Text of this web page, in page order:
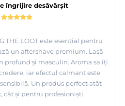
îngrijire desăvârșit
THE LOOT este esențial pentru
un aftershave premium. Lasă
profund și masculin. Aroma sa îți
iar efectul calmant este
Un produs perfect atât
cât și pentru profesioniști.